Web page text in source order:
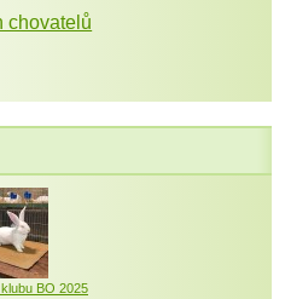
chovatelů
BO 2025